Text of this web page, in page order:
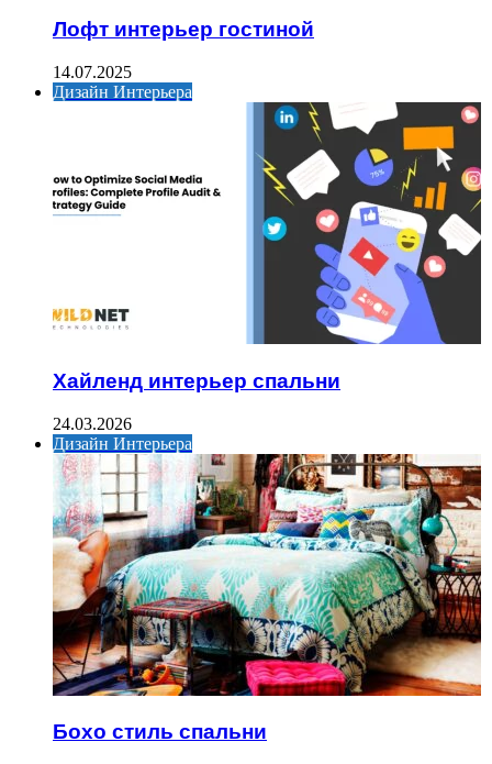
Лофт интерьер гостиной
14.07.2025
Дизайн Интерьера
Хайленд интерьер спальни
24.03.2026
Дизайн Интерьера
Бохо стиль спальни